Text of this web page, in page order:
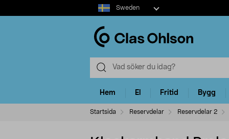
Select
market
Sweden
Hem El Fritid Bygg
Startsida Reservdelar Reservdelar 2